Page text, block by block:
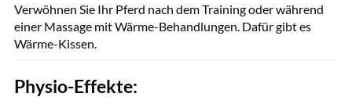
Verwöhnen Sie Ihr Pferd nach dem Training oder während
einer Massage mit Wärme-Behandlungen. Dafür gibt es
Wärme-Kissen.
Physio-Effekte: